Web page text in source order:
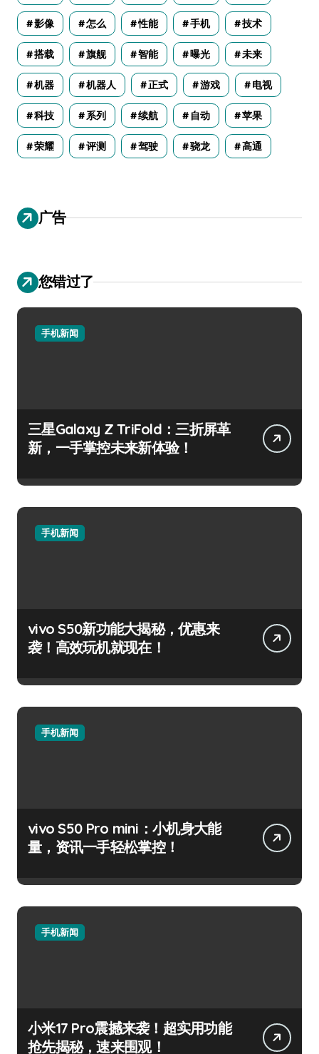
影像 怎么 性能 手机 技术
搭载 旗舰 智能 曝光 未来
机器 机器人 正式 游戏 电视
科技 系列 续航 自动 苹果
荣耀 评测 驾驶 骁龙 高通
广告
您错过了
手机新闻
三星Galaxy Z TriFold：三折屏革
新，一手掌控未来新体验！
手机新闻
vivo S50新功能大揭秘，优惠来
袭！高效玩机就现在！
手机新闻
vivo S50 Pro mini：小机身大能
量，资讯一手轻松掌控！
手机新闻
小米17 Pro震撼来袭！超实用功能
抢先揭秘，速来围观！